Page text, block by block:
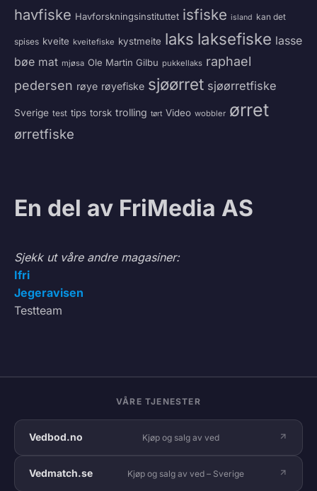
havfiske Havforskningsinstituttet isfiske island kan det
spises kveite kveitefiske kystmeite laks laksefiske lasse
bøe mat mjøsa Ole Martin Gilbu pukkellaks raphael
pedersen røye røyefiske sjøørret sjøørretfiske
Sverige test tips torsk trolling tørt Video wobbler ørret
ørretfiske
En del av FriMedia AS
Sjekk ut våre andre magasiner:
Ifri
Jegeravisen
Testteam
VÅRE TJENESTER
Vedbod.no Kjøp og salg av ved
Vedmatch.se Kjøp og salg av ved – Sverige